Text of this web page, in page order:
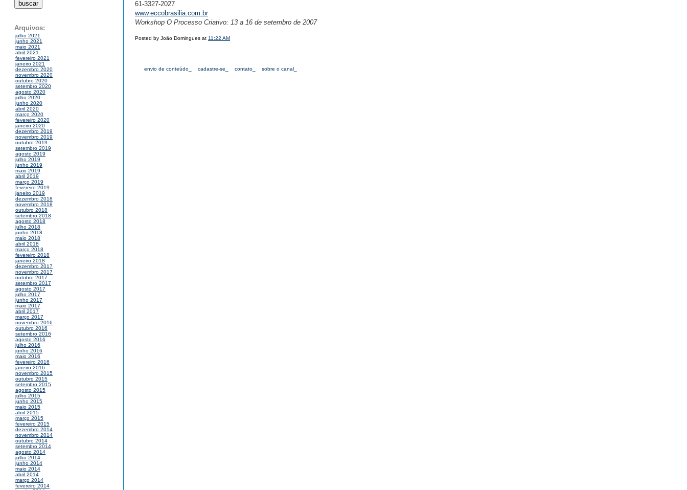
Arquivos:
julho 2021
junho 2021
maio 2021
abril 2021
fevereiro 2021
janeiro 2021
dezembro 2020
novembro 2020
outubro 2020
setembro 2020
agosto 2020
julho 2020
junho 2020
abril 2020
março 2020
fevereiro 2020
janeiro 2020
dezembro 2019
novembro 2019
outubro 2019
setembro 2019
agosto 2019
julho 2019
junho 2019
maio 2019
abril 2019
março 2019
fevereiro 2019
janeiro 2019
dezembro 2018
novembro 2018
outubro 2018
setembro 2018
agosto 2018
julho 2018
junho 2018
maio 2018
abril 2018
março 2018
fevereiro 2018
janeiro 2018
dezembro 2017
novembro 2017
outubro 2017
setembro 2017
agosto 2017
julho 2017
junho 2017
maio 2017
abril 2017
março 2017
novembro 2016
outubro 2016
setembro 2016
agosto 2016
julho 2016
junho 2016
maio 2016
fevereiro 2016
janeiro 2016
novembro 2015
outubro 2015
setembro 2015
agosto 2015
julho 2015
junho 2015
maio 2015
abril 2015
março 2015
fevereiro 2015
dezembro 2014
novembro 2014
outubro 2014
setembro 2014
agosto 2014
julho 2014
junho 2014
maio 2014
abril 2014
março 2014
fevereiro 2014
61-3327-2027
www.eccobrasilia.com.br
Workshop O Processo Criativo: 13 a 16 de setembro de 2007
Posted by João Domingues at 11:22 AM
envio de conteúdo_ cadastre-se_ contato_ sobre o canal_